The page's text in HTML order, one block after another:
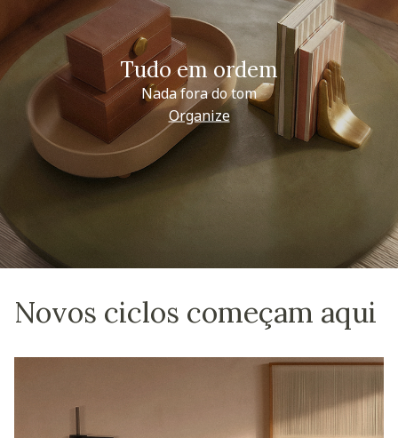
Tudo em ordem
Nada fora do tom
Organize
Novos ciclos começam aqui